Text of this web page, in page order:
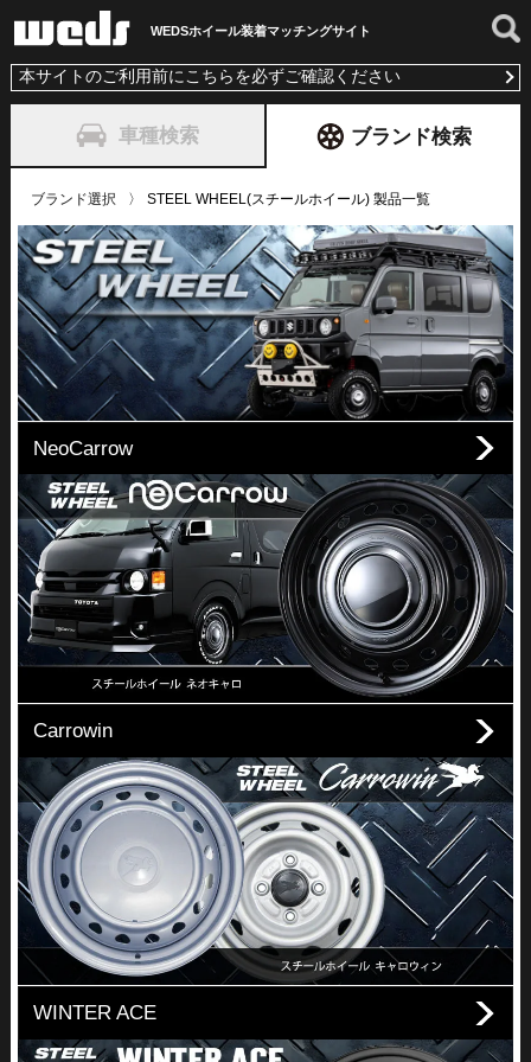
WEDSホイール装着マッチングサイト
本サイトのご利用前にこちらを必ずご確認ください
車種検索 ブランド検索
ブランド選択 STEEL WHEEL(スチールホイール) 製品一覧
NeoCarrow
Carrowin
WINTER ACE